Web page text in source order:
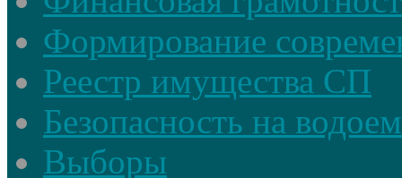
Формирование
Реестр имущества СП
Безопасность на
Выборы